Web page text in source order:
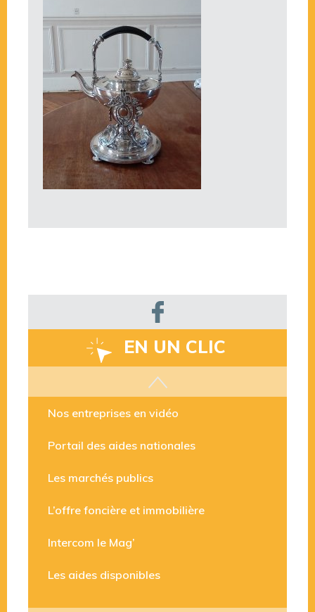
EN UN CLIC
Les aides disponibles